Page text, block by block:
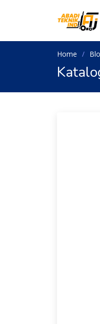
Home